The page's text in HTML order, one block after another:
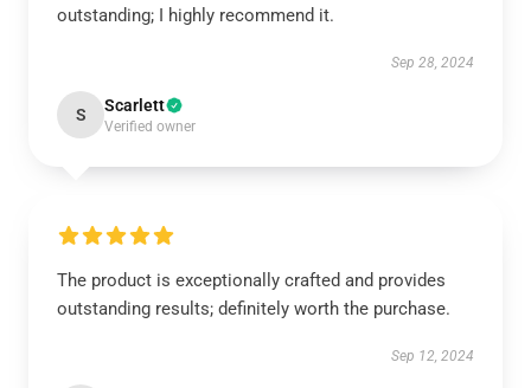
outstanding; I highly recommend it.
Sep 28, 2024
S Scarlett
Verified owner
The product is exceptionally crafted and provides
outstanding results; definitely worth the purchase.
Sep 12, 2024